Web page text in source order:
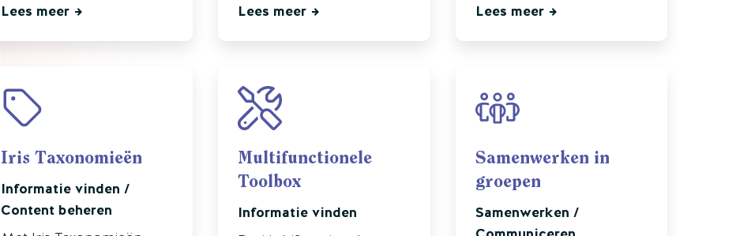
Lees meer
Lees meer
Lees meer
Iris Taxonomieën
Informatie vinden /
Content beheren
Multifunctionele
Toolbox
Informatie vinden
Samenwerken in
groepen
Samenwerken /